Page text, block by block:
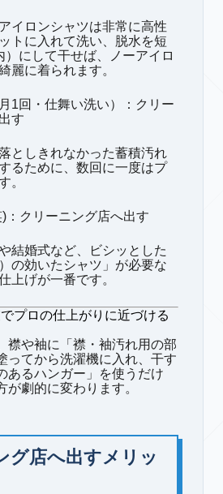
イロンシャツは非常に高性
トに入れて洗い、脱水を短
）にして干せば、ノーアイロ
麗に着られます。
1回・仕舞い洗い）：クリー
す
としきれなかった蓄積汚れ
るために、数回に一度はプ
。
：クリーニング店へ出す
結婚式など、ビシッとした
の効いたシャツ」が必要な
上げが一番です。
プロの仕上がりに近づける
襟や袖に「襟・袖汚れ用の部
ってから洗濯機に入れ、干す
あるハンガー」を使うだけ
が劇的に変わります。
グ店へ出すメリッ